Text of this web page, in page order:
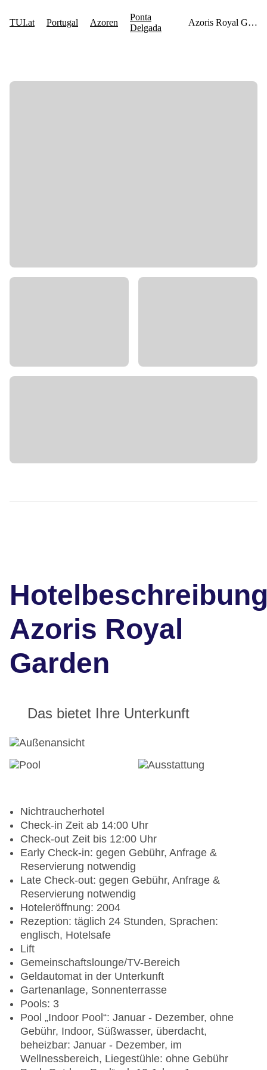
Azoris Royal
Garden
Das bietet Ihre Unterkunft
Nichtraucherhotel
Check-in Zeit ab 14:00 Uhr
Check-out Zeit bis 12:00 Uhr
Early Check-in: gegen Gebühr, Anfrage &
Reservierung notwendig
Late Check-out: gegen Gebühr, Anfrage &
Reservierung notwendig
Hoteleröffnung: 2004
Rezeption: täglich 24 Stunden, Sprachen:
englisch, Hotelsafe
Lift
Gemeinschaftslounge/TV-Bereich
Geldautomat in der Unterkunft
Gartenanlage, Sonnenterrasse
Pools: 3
Pool „Indoor Pool“: Januar - Dezember, ohne
Gebühr, Indoor, Süßwasser, überdacht,
beheizbar: Januar - Dezember, im
Wellnessbereich, Liegestühle: ohne Gebühr